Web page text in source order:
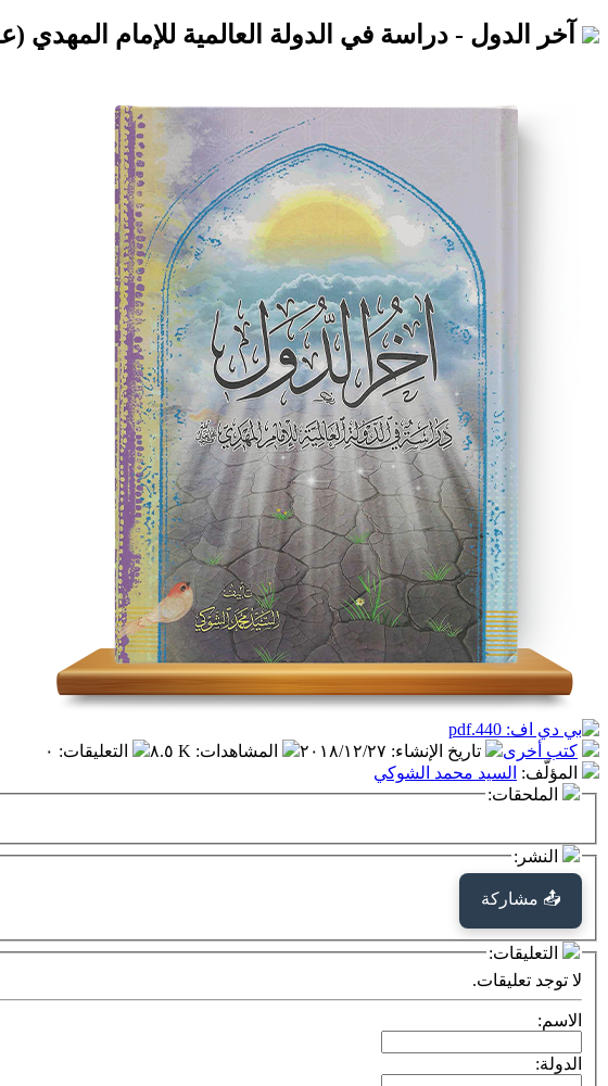
آخر الدول - دراسة في الدولة العالمية للإمام المهدي
كتب أخرى تاريخ الإنشاء: ٢٠١٨/١٢/٢٧ المشاهدات: ٨.٥ K التعليقات: ٠
المؤلّف: السيد محمد الشوكي
الملحقات:
النشر:
📤 مشاركة
التعليقات:
لا توجد تعليقات.
الاسم:
الدولة: